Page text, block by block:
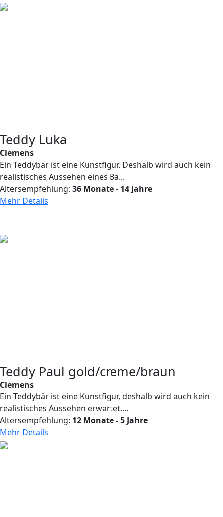
Teddy Luka
Clemens
Ein Teddybär ist eine Kunstfigur. Deshalb wird auch kein
realistisches Aussehen eines Bä...
Altersempfehlung: 36 Monate - 14 Jahre
Mehr Details
Teddy Paul gold/creme/braun
Clemens
Ein Teddybär ist eine Kunstfigur, deshalb wird auch kein
realistisches Aussehen erwartet....
Altersempfehlung: 12 Monate - 5 Jahre
Mehr Details